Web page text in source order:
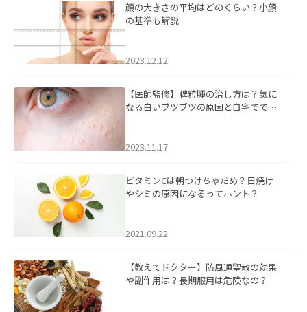
顔の大きさの平均はどのくらい？小顔
の基準も解説
2023.12.12
【医師監修】稗粒腫の治し方は？気に
なる白いブツブツの原因と自宅ででき
2023.11.17
ビタミンCは朝つけちゃだめ？日焼け
やシミの原因になるってホント？
2021.09.22
【教えてドクター】防風通聖散の効果
や副作用は？長期服用は危険なの？